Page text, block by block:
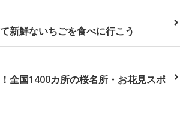
新鮮ないちごを食べに行こう
全国1400カ所の桜名所・お花見スポ